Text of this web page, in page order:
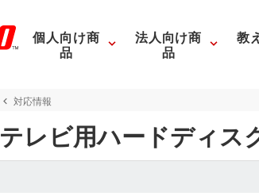
個人向け商
品
法人向け商
品
教
対応情報
テレビ用ハードディス